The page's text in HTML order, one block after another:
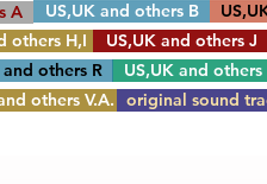
A US,UK and others B
others H,I
US,UK and others J
US,UK and others
and others R
others V.A. original sound